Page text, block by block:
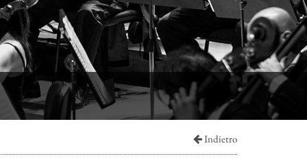
Indietro